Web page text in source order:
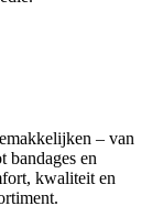
– van
bandages en
kwaliteit en